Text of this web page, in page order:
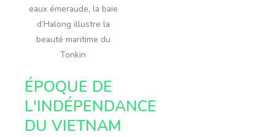
eaux émeraude, la baie
d’Halong illustre la
beauté maritime du
Tonkin
ÉPOQUE DE
L'INDÉPENDANCE
DU VIETNAM